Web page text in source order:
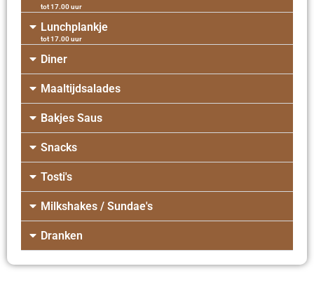
tot 17.00 uur
Lunchplankje
tot 17.00 uur
Diner
Maaltijdsalades
Bakjes Saus
Snacks
Tosti's
Milkshakes / Sundae's
Dranken